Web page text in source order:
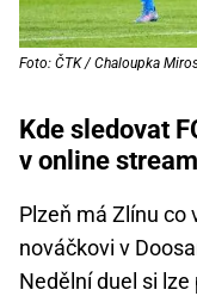
Foto: ČTK / Chaloupka
Kde sledovat
v online
Plzeň má Zlínu co
nováčkovi v
Nedělní duel si